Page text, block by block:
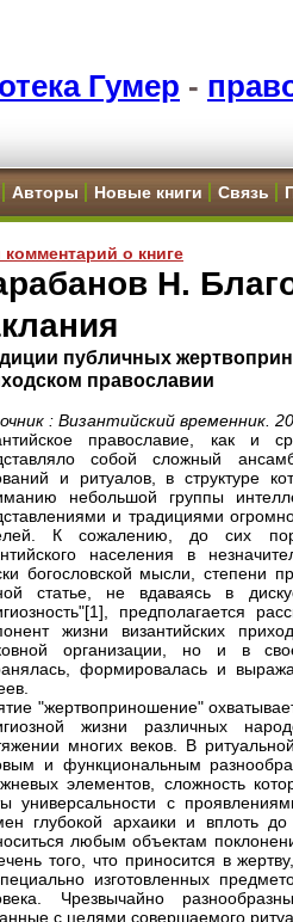
Гумер -
Авторы Новые книги Связь
о книге
Н.
публичных
православии
: Византийский временник.
православие, как и
собой сложный
и ритуалов, в структуре
небольшой группы
и традициями
К сожалению, до сих
населения в
богословской мысли, степени
статье, не вдаваясь в
предполагается
жизни византийских
организации, но и в
формировалась и
"жертвоприношение"
жизни различных
многих веков. В
и функциональным
элементов, сложность
универсальности с
глубокой архаики и вплоть
любым объектам
того, что приносится в
изготовленных
Чрезвычайно
с целями совершаемого